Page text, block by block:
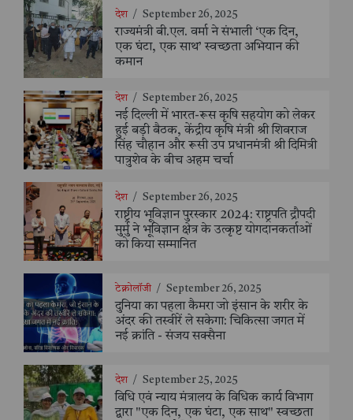
देश / September 26, 2025
राज्यमंत्री बी.एल. वर्मा ने संभाली ‘एक दिन,
एक घंटा, एक साथ’ स्वच्छता अभियान की
कमान
देश / September 26, 2025
नई दिल्ली में भारत-रूस कृषि सहयोग को लेकर
हुई बड़ी बैठक, केंद्रीय कृषि मंत्री श्री शिवराज
सिंह चौहान और रूसी उप प्रधानमंत्री श्री दिमित्री
पात्रुशेव के बीच अहम चर्चा
देश / September 26, 2025
राष्ट्रीय भूविज्ञान पुरस्कार 2024: राष्ट्रपति द्रौपदी
मुर्मु ने भूविज्ञान क्षेत्र के उत्कृष्ट योगदानकर्ताओं
को किया सम्मानित
टेक्नोलॉजी / September 26, 2025
दुनिया का पहला कैमरा जो इंसान के शरीर के
अंदर की तस्वीरें ले सकेगा: चिकित्सा जगत में
नई क्रांति - संजय सक्सैना
देश / September 25, 2025
विधि एवं न्याय मंत्रालय के विधिक कार्य विभाग
द्वारा "एक दिन, एक घंटा, एक साथ" स्वच्छता